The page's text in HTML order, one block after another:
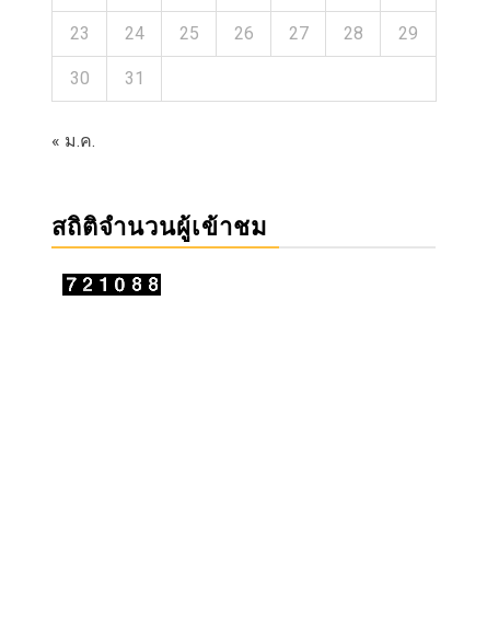
23 24 25 26 27 28 29
30 31
« ม.ค.
สถิติจำนวนผู้เข้าชม